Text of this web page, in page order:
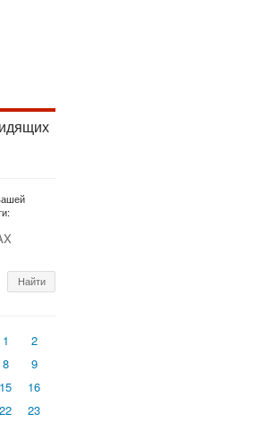
1
2
8
9
15
16
22
23